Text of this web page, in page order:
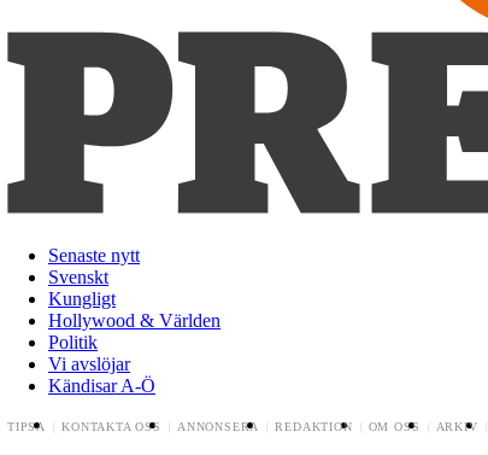
Senaste nytt
Svenskt
Kungligt
Hollywood & Världen
Politik
Vi avslöjar
Kändisar A-Ö
TIPSA KONTAKTA OSS ANNONSERA REDAKTION OM OSS ARKIV